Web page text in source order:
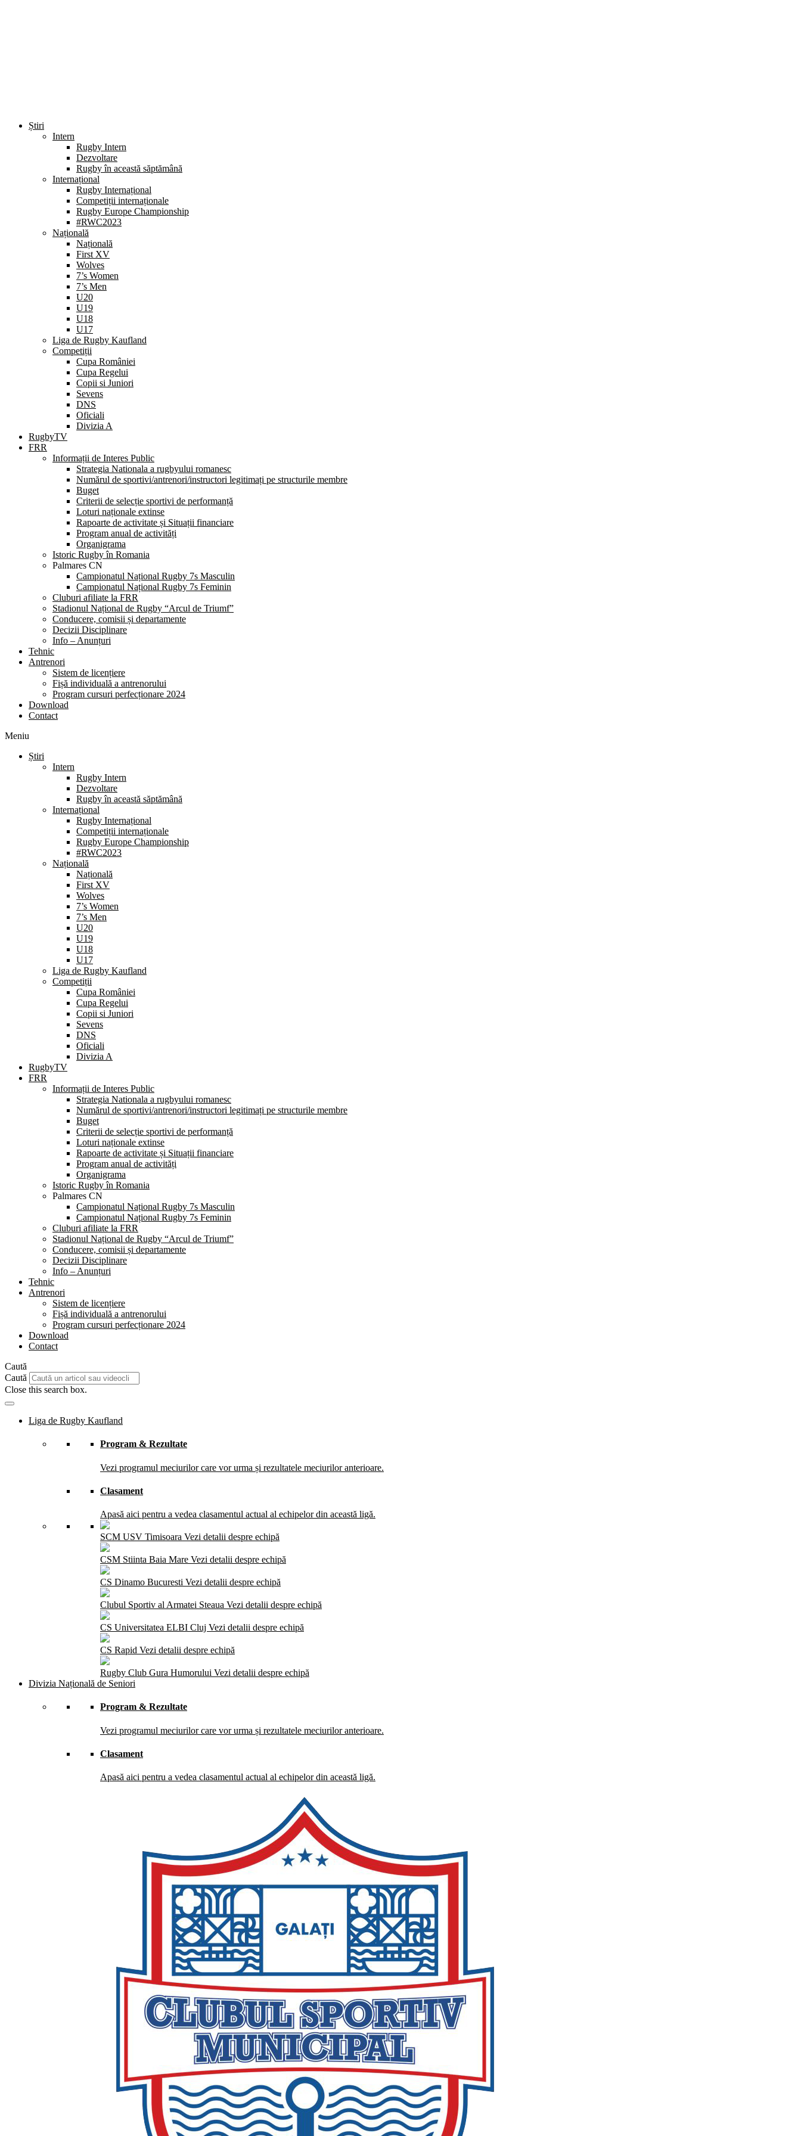
Știri
Intern
Rugby Intern
Dezvoltare
Rugby în această săptămână
Internațional
Rugby Internațional
Competiții internaționale
Rugby Europe Championship
#RWC2023
Națională
Națională
First XV
Wolves
7’s Women
7’s Men
U20
U19
U18
U17
Liga de Rugby Kaufland
Competiții
Cupa României
Cupa Regelui
Copii si Juniori
Sevens
DNS
Oficiali
Divizia A
RugbyTV
FRR
Informații de Interes Public
Strategia Nationala a rugbyului romanesc
Numărul de sportivi/antrenori/instructori legitimați pe structurile membre
Buget
Criterii de selecție sportivi de performanță
Loturi naționale extinse
Rapoarte de activitate și Situații financiare
Program anual de activități
Organigrama
Istoric Rugby în Romania
Palmares CN
Campionatul Național Rugby 7s Masculin
Campionatul Național Rugby 7s Feminin
Cluburi afiliate la FRR
Stadionul Național de Rugby “Arcul de Triumf”
Conducere, comisii și departamente
Decizii Disciplinare
Info – Anunțuri
Tehnic
Antrenori
Sistem de licențiere
Fișă individuală a antrenorului
Program cursuri perfecționare 2024
Download
Contact
Meniu
Știri
Intern
Rugby Intern
Dezvoltare
Rugby în această săptămână
Internațional
Rugby Internațional
Competiții internaționale
Rugby Europe Championship
#RWC2023
Națională
Națională
First XV
Wolves
7’s Women
7’s Men
U20
U19
U18
U17
Liga de Rugby Kaufland
Competiții
Cupa României
Cupa Regelui
Copii si Juniori
Sevens
DNS
Oficiali
Divizia A
RugbyTV
FRR
Informații de Interes Public
Strategia Nationala a rugbyului romanesc
Numărul de sportivi/antrenori/instructori legitimați pe structurile membre
Buget
Criterii de selecție sportivi de performanță
Loturi naționale extinse
Rapoarte de activitate și Situații financiare
Program anual de activități
Organigrama
Istoric Rugby în Romania
Palmares CN
Campionatul Național Rugby 7s Masculin
Campionatul Național Rugby 7s Feminin
Cluburi afiliate la FRR
Stadionul Național de Rugby “Arcul de Triumf”
Conducere, comisii și departamente
Decizii Disciplinare
Info – Anunțuri
Tehnic
Antrenori
Sistem de licențiere
Fișă individuală a antrenorului
Program cursuri perfecționare 2024
Download
Contact
Caută
Caută
Close this search box.
Liga de Rugby Kaufland
Program & Rezultate
Vezi programul meciurilor care vor urma și rezultatele meciurilor anterioare.
Clasament
Apasă aici pentru a vedea clasamentul actual al echipelor din această ligă.
SCM USV Timisoara Vezi detalii despre echipă
CSM Stiinta Baia Mare Vezi detalii despre echipă
CS Dinamo Bucuresti Vezi detalii despre echipă
Clubul Sportiv al Armatei Steaua Vezi detalii despre echipă
CS Universitatea ELBI Cluj Vezi detalii despre echipă
CS Rapid Vezi detalii despre echipă
Rugby Club Gura Humorului Vezi detalii despre echipă
Divizia Națională de Seniori
Program & Rezultate
Vezi programul meciurilor care vor urma și rezultatele meciurilor anterioare.
Clasament
Apasă aici pentru a vedea clasamentul actual al echipelor din această ligă.